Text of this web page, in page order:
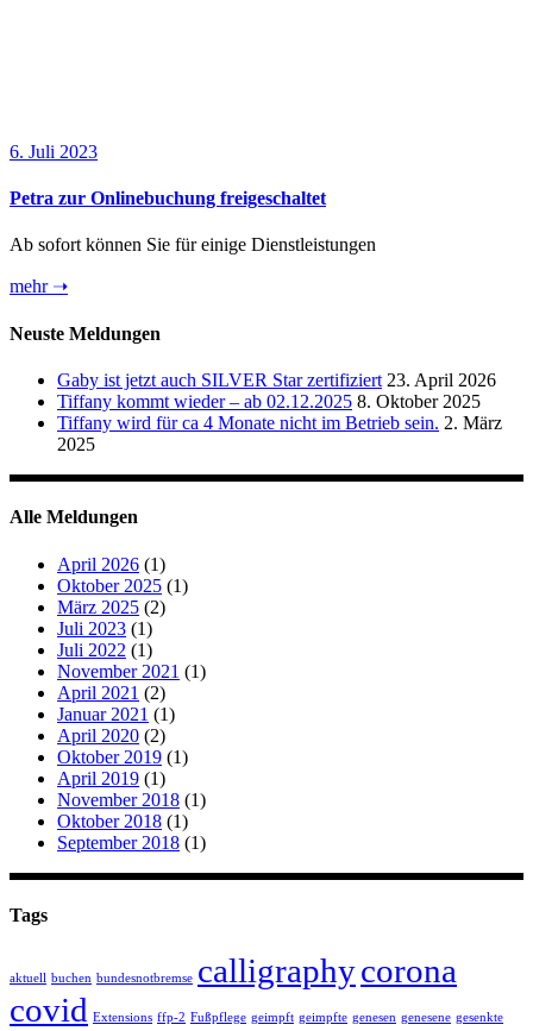
6. Juli 2023
Petra zur Onlinebuchung freigeschaltet
Ab sofort können Sie für einige Dienstleistungen
mehr ➝
Neuste Meldungen
Gaby ist jetzt auch SILVER Star zertifiziert 23. April 2026
Tiffany kommt wieder – ab 02.12.2025 8. Oktober 2025
Tiffany wird für ca 4 Monate nicht im Betrieb sein. 2. März
2025
Alle Meldungen
April 2026 (1)
Oktober 2025 (1)
März 2025 (2)
Juli 2023 (1)
Juli 2022 (1)
November 2021 (1)
April 2021 (2)
Januar 2021 (1)
April 2020 (2)
Oktober 2019 (1)
April 2019 (1)
November 2018 (1)
Oktober 2018 (1)
September 2018 (1)
Tags
aktuell buchen bundesnotbremse calligraphycorona
covid Extensions ffp-2 Fußpflege geimpft geimpfte genesen genesene gesenkte